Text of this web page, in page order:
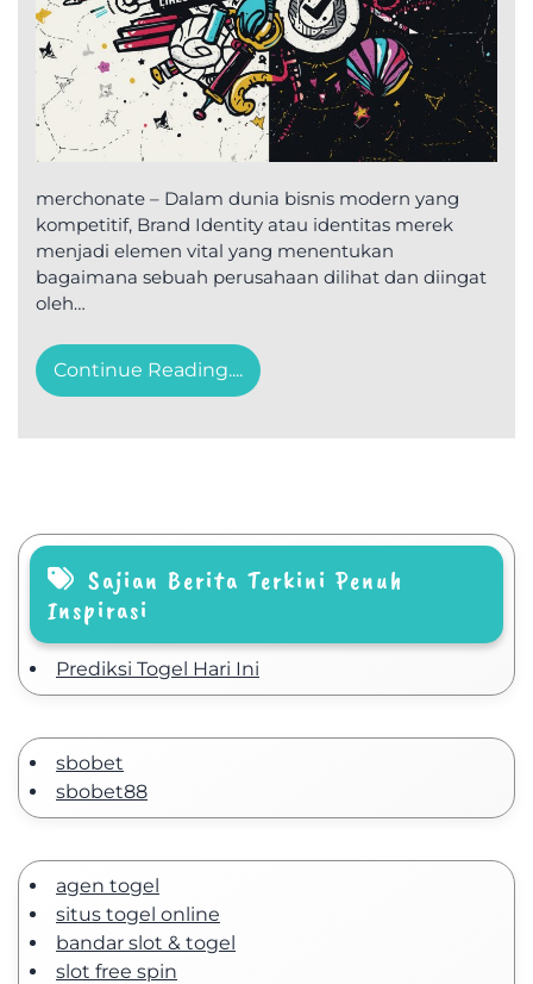
merchonate – Dalam dunia bisnis modern yang
kompetitif, Brand Identity atau identitas merek
menjadi elemen vital yang menentukan
bagaimana sebuah perusahaan dilihat dan diingat
oleh…
Continue Reading....
Sajian Berita Terkini Penuh
Inspirasi
Prediksi Togel Hari Ini
sbobet
sbobet88
agen togel
situs togel online
bandar slot & togel
slot free spin